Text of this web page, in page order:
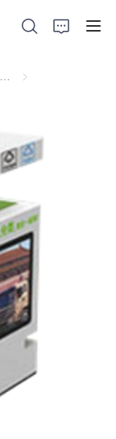
Elektrisches